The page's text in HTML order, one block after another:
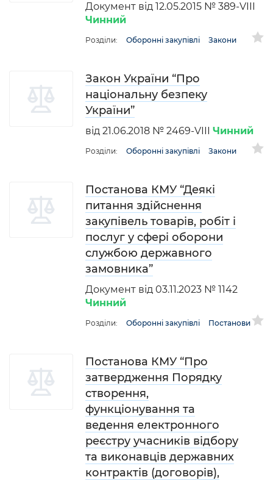
Документ від 12.05.2015 № 389-VIII
Чинний
Розділи: Оборонні закупівлі Закони
Закон України “Про
національну безпеку
України”
від 21.06.2018 № 2469-VIII Чинний
Розділи: Оборонні закупівлі Закони
Постанова КМУ “Деякі
питання здійснення
закупівель товарів, робіт і
послуг у сфері оборони
службою державного
замовника”
Документ від 03.11.2023 № 1142
Чинний
Розділи: Оборонні закупівлі Постанови
Постанова КМУ “Про
затвердження Порядку
створення,
функціонування та
ведення електронного
реєстру учасників відбору
та виконавців державних
контрактів (договорів),